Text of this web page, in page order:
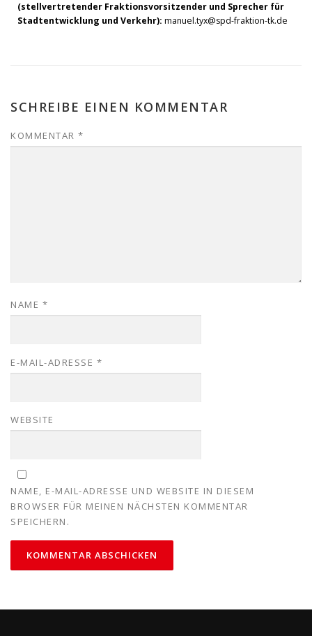
(stellvertretender Fraktionsvorsitzender und Sprecher für
Stadtentwicklung und Verkehr): manuel.tyx@spd-fraktion-tk.de
SCHREIBE EINEN KOMMENTAR
KOMMENTAR *
NAME *
E-MAIL-ADRESSE *
WEBSITE
NAME, E-MAIL-ADRESSE UND WEBSITE IN DIESEM
BROWSER FÜR MEINEN NÄCHSTEN KOMMENTAR
SPEICHERN.